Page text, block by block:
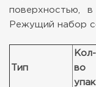
поверхностью,
Режущий набор
Тип
Кол-
во